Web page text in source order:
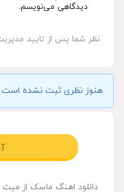
دیدگاهی می‌نویسم.
نظر شما پس از تایید
هنوز نظری ثبت نشده است
دانلود اهنگ ماسک از میث